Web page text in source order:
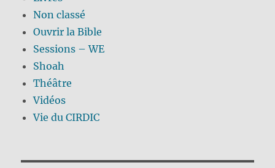
Non classé
Ouvrir la Bible
Sessions – WE
Shoah
Théâtre
Vidéos
Vie du CIRDIC